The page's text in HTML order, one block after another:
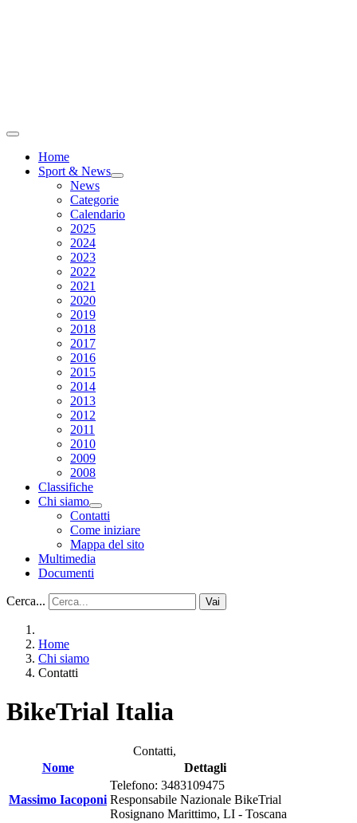
Home
Sport & News
News
Categorie
Calendario
2025
2024
2023
2022
2021
2020
2019
2018
2017
2016
2015
2014
2013
2012
2011
2010
2009
2008
Classifiche
Chi siamo
Contatti
Come iniziare
Mappa del sito
Multimedia
Documenti
Cerca... Vai
Home
Chi siamo
Contatti
BikeTrial Italia
Contatti,
Nome
Dettagli
Massimo Iacoponi
Telefono: 3483109475
Responsabile Nazionale BikeTrial
Rosignano Marittimo, LI - Toscana